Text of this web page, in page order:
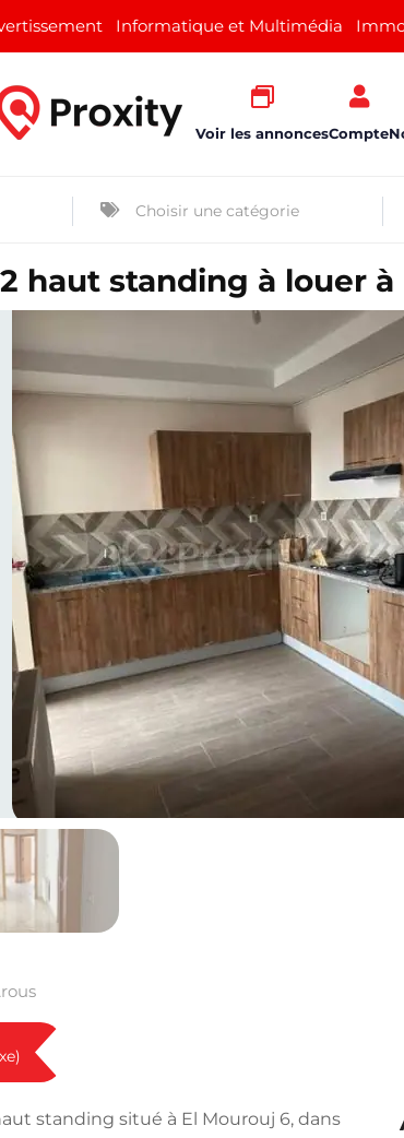
Informatique et Multimédia
Voir les annoncesCompte
haut standing à louer à
standing situé à El Mourouj 6, dans